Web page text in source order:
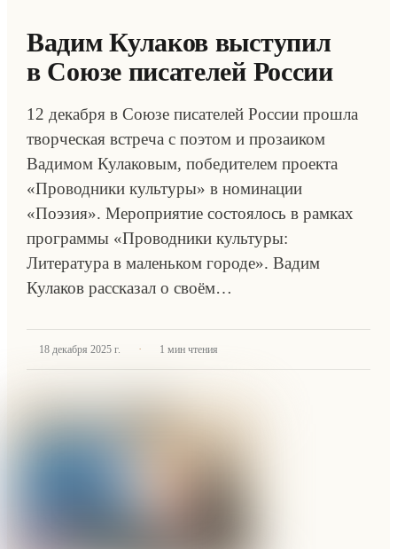
Вадим Кулаков выступил
в Союзе писателей России
12 декабря в Союзе писателей России прошла
творческая встреча с поэтом и прозаиком
Вадимом Кулаковым, победителем проекта
«Проводники культуры» в номинации
«Поэзия». Мероприятие состоялось в рамках
программы «Проводники культуры:
Литература в маленьком городе». Вадим
Кулаков рассказал о своём…
18 декабря 2025 г. · 1 мин чтения